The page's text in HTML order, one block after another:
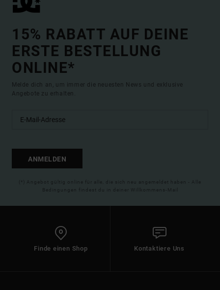
15% RABATT AUF DEINE
ERSTE BESTELLUNG
ONLINE*
Melde dich an, um immer die neuesten News und exklusive
Angebote zu erhalten.
ANMELDEN
(*) Angebot gültig online für alle, die sich neu angemeldet haben - Alle
Bedingungen findest du in deiner Willkommens-Mail
Finde einen Shop Kontaktiere Uns